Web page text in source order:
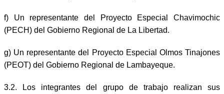
f) Un representante del Proyecto Especial Chavimochic
(PECH) del Gobierno Regional de La Libertad.
g) Un representante del Proyecto Especial Olmos Tinajones
(PEOT) del Gobierno Regional de Lambayeque.
3.2. Los integrantes del grupo de trabajo realizan sus